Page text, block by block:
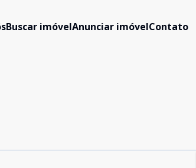
Buscar imóvelAnunciar imóvelContato